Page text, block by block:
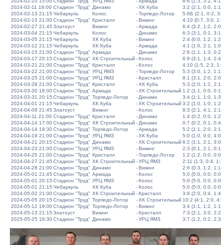
2024-02-11 18:00 Стадион "Труд" Динамо -ХК Куба
3:2 (2:1, 0:0,
2024-02-13 21:15 Чебаркуль Колос -Торпедо-Лотор
5:6Б (2:1, 0:2,
2024-02-15 21:00Стадион "Труд" Кристалл -Викинг
4:10 (0:7, 3:0,
2024-02-27 21:45 Златоуст Викинг -Армада
6:4 (3:2, 1:2,
2024-03-04 21:15 Чебаркуль Колос - Динамо
6:3 (3:1, 0:1,
2024-03-05 21:15 Чебаркуль ХК Куба -Викинг
2:4 (0:0, 1:2,
2024-03-12 21:15 Чебаркуль ХК Куба -Армада
4:1 (1:0, 2:1,
2024-03-15 21:00Стадион "Труд" Армада - Динамо
2:6 (1:1, 1:3,
2024-03-17 20:15 Стадион "Труд" ХК Строительный -Колос
6:9 (3:1, 1:4,
2024-03-21 21:00Стадион "Труд" Кристалл -Колос
4:10 (1:5, 2:3,
2024-03-22 21:00Стадион "Труд" УРЦ ЯМЗ -Торпедо-Лотор
5:3 (3:0, 1:2,
2024-03-25 21:00Стадион "Труд" УРЦ ЯМЗ -Кристалл
8:1 (3:1, 2:0,
2024-03-28 21:00Стадион "Труд" Кристалл -ХК Куба
5:3 (2:0, 1:2,
2024-03-30 18:00Стадион "Труд" Армада -ХК Строительный 1:2 (1:1, 0:0,
2024-03-31 20:15 Стадион "Труд" Торпедо-Лотор - Динамо
3:4 (1:1, 1:0,
2024-04-01 21:15 Чебаркуль ХК Куба -ХК Строительный 3:2 (1:0, 1:0,
2024-04-09 21:45 Златоуст Викинг -Колос
8:3 (2:1, 4:1,
2024-04-11 21:00 Стадион "Труд" Кристалл - Динамо
1:4 (0:2, 0:0,
2024-04-14 17:00Стадион "Труд" ХК Строительный - Динамо
0:7 (0:2, 0:1,
2024-04-14 19:30Стадион "Труд" Торпедо-Лотор -Армада
5:2 (1:1, 2:0,
2024-04-19 21:00Стадион "Труд" УРЦ ЯМЗ -ХК Куба
5:0 (1:0, 0:0,
2024-04-21 20:15 Стадион "Труд" Динамо -ХК Строительный 6:2 (1:1, 2:1,
2024-04-23 21:00Стадион "Труд" УРЦ ЯМЗ -Викинг
2:3 (0:1, 2:1,
2024-04-25 21:00Стадион "Труд" Кристалл -Торпедо-Лотор
1:2 (1:2, 0:0,
2024-04-27 21:45 Стадион "Труд" ХК Строительный -УРЦ ЯМЗ
2:11 (1:3, 0:4,
2024-04-28 21:00Стадион "Труд" Динамо -Викинг
2:6 (0:3, 1:2,
2024-05-01 21:45 Стадион "Труд" Армада -Колос
5:0 (5:0, 0:0,
2024-05-01 20:15 Стадион "Труд" УРЦ ЯМЗ -Колос
5:0 (5:0, 0:0,
2024-05-01 21:15 Чебаркуль ХК Куба -Колос
5:0 (5:0, 0:0,
2024-05-02 21:00Стадион "Труд" ХК Строительный -Кристалл
3:8 (2:0, 0:4,
2024-05-05 20:15 Стадион "Труд" Торпедо-Лотор -ХК Строительный 10:2 (4:1, 2:0,
2024-05-12 19:00Стадион "Труд" Торпедо-Лотор -Викинг
3:4 (1:1, 1:2,
2024-05-13 21:15 Златоуст Викинг -Кристалл
7:3 (2:1, 3:0,
2025-05-25 16:30Стадион "Труд" Динамо -УРЦ ЯМЗ 3:7 (1:2, 0:2,